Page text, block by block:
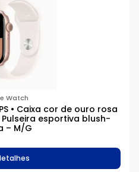
Watch
• Caixa cor de ouro rosa
esportiva blush-
– M/G